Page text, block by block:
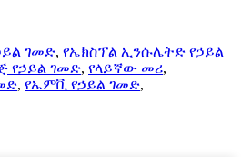
ገመድ, የኤክስፕል ኢንሱሌትድ የኃይል
የኃይል ገመድ, የላይኛው መሪ,
, የኤምቪ የኃይል ገመድ,